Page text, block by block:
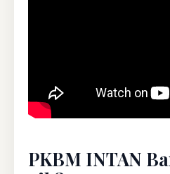
PKBM INTAN